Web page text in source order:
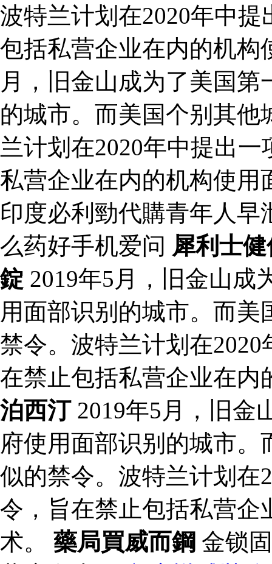
波特兰计划在2020年中
包括私营企业在内的机构
月，旧金山成为了美国
的城市。而美国个别其
兰计划在2020年中提出
私营企业在内的机构使
印度必利勁代購青年人
么药好手机爱问 犀利士
錠 2019年5月，旧金山成
用面部识别的城市。而
禁令。波特兰计划在
在禁止包括私营企业在
泊西汀2019年5月，旧金
府使用面部识别的城市
似的禁令。波特兰计划在
令，旨在禁止包括私营企
术。 藥局買威而鋼 金锁